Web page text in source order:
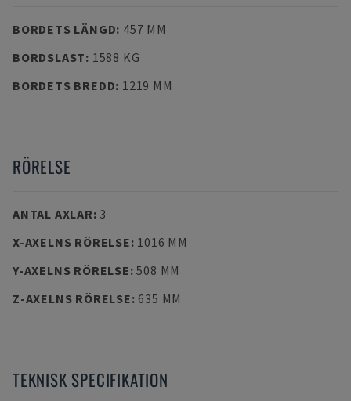
BORDETS LÄNGD: 457 MM
BORDSLAST: 1588 KG
BORDETS BREDD: 1219 MM
RÖRELSE
ANTAL AXLAR: 3
X-AXELNS RÖRELSE: 1016 MM
Y-AXELNS RÖRELSE:508 MM
Z-AXELNS RÖRELSE: 635 MM
TEKNISK SPECIFIKATION